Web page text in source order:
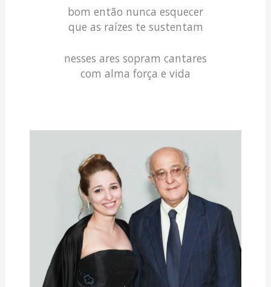
bom então nunca esquecer
que as raízes te sustentam
nesses ares sopram cantares
com alma força e vida